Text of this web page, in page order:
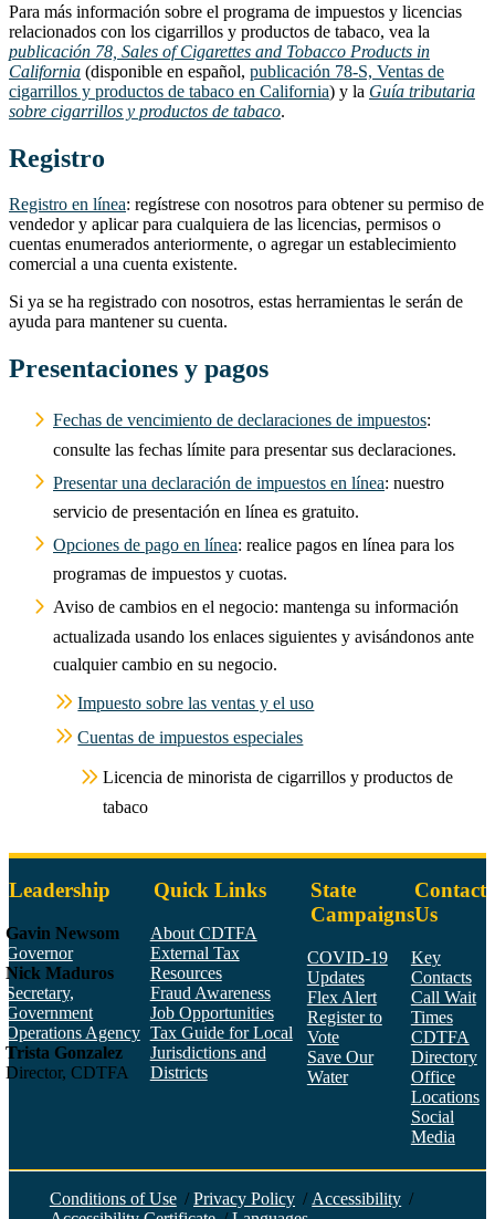
Para más información sobre el programa de impuestos y licencias
relacionados con los cigarrillos y productos de tabaco, vea la
publicación 78, Sales of Cigarettes and Tobacco Products in
California (disponible en español, publicación 78-S, Ventas de
cigarrillos y productos de tabaco en California) y la Guía tributaria
sobre cigarrillos y productos de tabaco.
Registro
Registro en línea: regístrese con nosotros para obtener su permiso de
vendedor y aplicar para cualquiera de las licencias, permisos o
cuentas enumerados anteriormente, o agregar un establecimiento
comercial a una cuenta existente.
Si ya se ha registrado con nosotros, estas herramientas le serán de
ayuda para mantener su cuenta.
Presentaciones y pagos
Fechas de vencimiento de declaraciones de impuestos:
consulte las fechas límite para presentar sus declaraciones.
Presentar una declaración de impuestos en línea: nuestro
servicio de presentación en línea es gratuito.
Opciones de pago en línea: realice pagos en línea para los
programas de impuestos y cuotas.
Aviso de cambios en el negocio: mantenga su información
actualizada usando los enlaces siguientes y avisándonos ante
cualquier cambio en su negocio.
Impuesto sobre las ventas y el uso
Cuentas de impuestos especiales
Licencia de minorista de cigarrillos y productos de
tabaco
Leadership
Gavin Newsom
Governor
Nick Maduros
Secretary,
Government
Operations Agency
Trista Gonzalez
Director, CDTFA
Quick Links
About CDTFA
External Tax
Resources
Fraud Awareness
Job Opportunities
Tax Guide for Local
Jurisdictions and
Districts
State
Campaigns
COVID-19
Updates
Flex Alert
Register to
Vote
Save Our
Water
Contact
Us
Key
Contacts
Call Wait
Times
CDTFA
Directory
Office
Locations
Social
Media
Conditions of Use / Privacy Policy / Accessibility /